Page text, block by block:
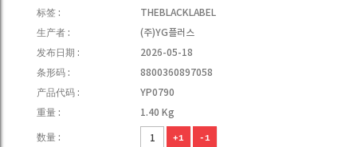
标签 :
THEBLACKLABEL
生产者 :
(주)YG플러스
发布日期 :
2026-05-18
条形码 :
8800360897058
产品代码 :
YP0790
重量 :
1.40 Kg
数量 : +1 -1